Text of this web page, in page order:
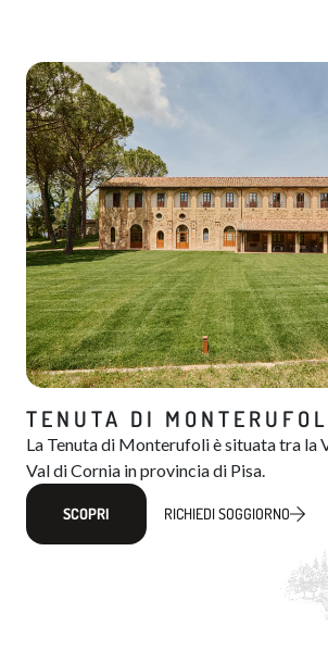
TENUTA DI
La Tenuta di Monterufoli è situata tra la
Val di Cornia in provincia di Pisa.
SCOPRI RICHIEDI SOGGIORNO